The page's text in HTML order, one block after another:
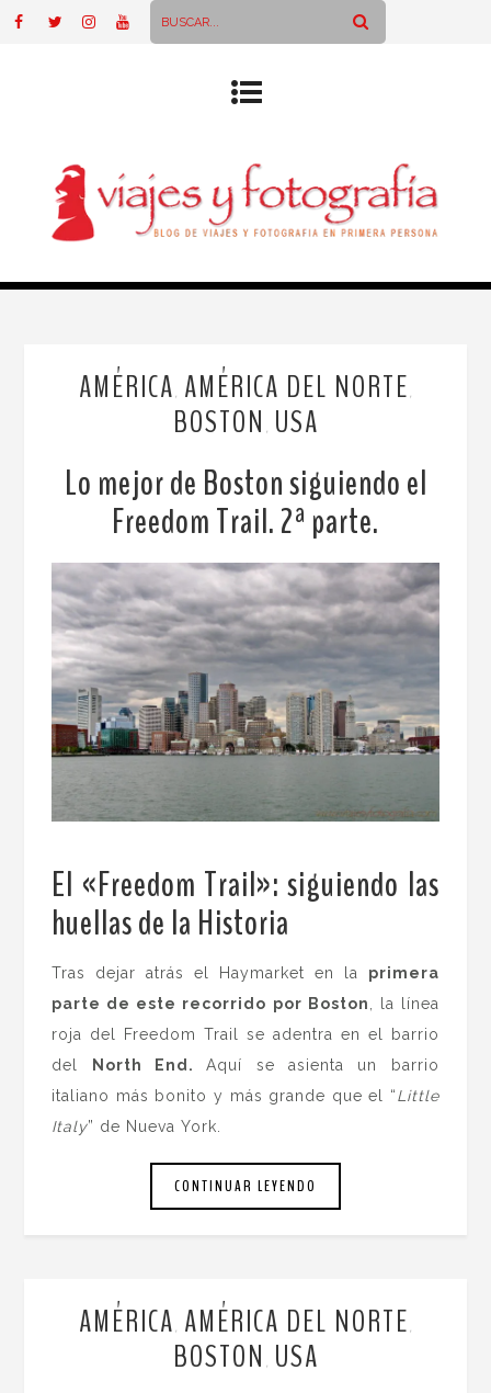
AMÉRICA AMÉRICA DEL NORTE
BOSTON USA
Lo mejor de Boston siguiendo el
Freedom Trail. 2ª parte.
El «Freedom Trail»: siguiendo las
huellas de la Historia
Tras dejar atrás el Haymarket en la primera
parte de este recorrido por Boston , la línea
roja del Freedom Trail se adentra en el barrio
del
North End.Aquí se asienta un barrio
italiano más bonito y más grande que el “Little
Italy” de Nueva York.
CONTINUAR LEYENDO
AMÉRICA, AMÉRICA DEL NORTE,
BOSTON , USA